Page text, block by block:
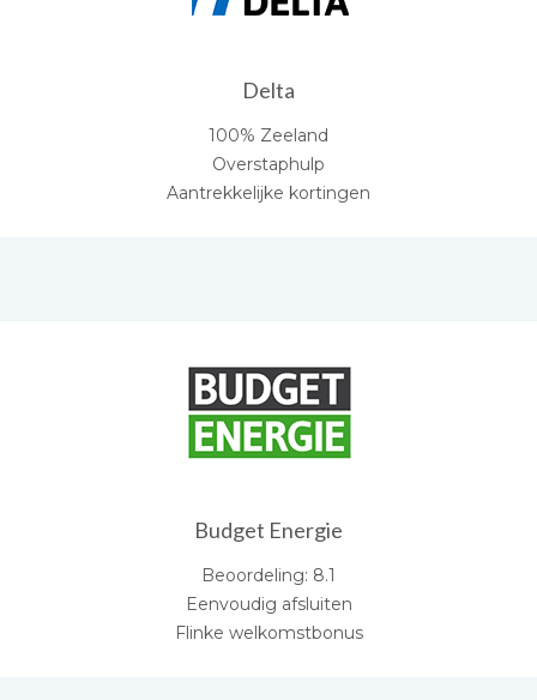
Delta
100% Zeeland
Overstaphulp
Aantrekkelijke kortingen
Budget Energie
Beoordeling: 8.1
Eenvoudig afsluiten
Flinke welkomstbonus